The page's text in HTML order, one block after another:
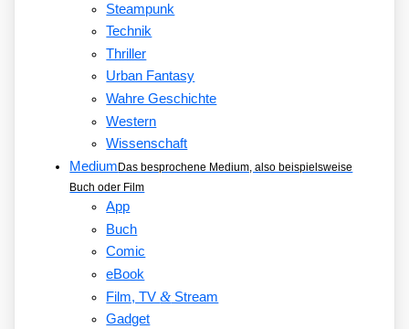
Steampunk
Technik
Thriller
Urban Fantasy
Wahre Geschichte
Western
Wissenschaft
Medium Das besprochene Medium, also beispielsweise
Buch oder Film
App
Buch
Comic
eBook
Film, TV&Stream
Gadget